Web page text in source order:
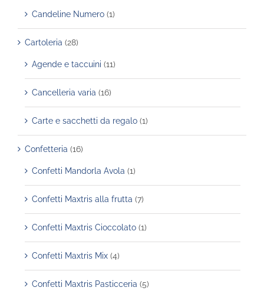
Candeline Numero (1)
Cartoleria (28)
Agende e taccuini (11)
Cancelleria varia (16)
Carte e sacchetti da regalo (1)
Confetteria (16)
Confetti Mandorla Avola (1)
Confetti Maxtris alla frutta (7)
Confetti Maxtris Cioccolato (1)
Confetti Maxtris Mix (4)
Confetti Maxtris Pasticceria (5)